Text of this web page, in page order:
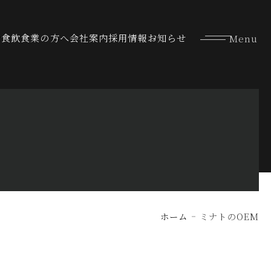
飲食業の方へ会社案内採用情報お知らせ
ホーム ミナトのOEM